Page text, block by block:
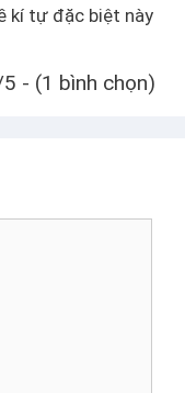
kí tự đặc biệt này
- (1 bình chọn)